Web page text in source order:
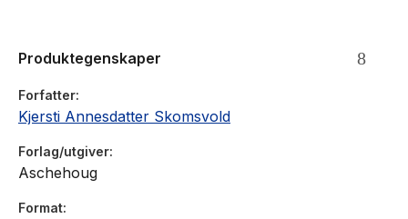
Straume, NRK (Terningkast 5)
Produktegenskaper
Forfatter
Kjersti Annesdatter Skomsvold
Forlag/utgiver
Aschehoug
Format